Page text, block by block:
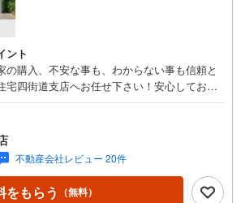
ント
の購入、不安な事も、わからない事も信頼と
宅四街道支店へお任せ下さい！安心してお家
指して～
不動産会社レビュー 20件
をもらう （無料）